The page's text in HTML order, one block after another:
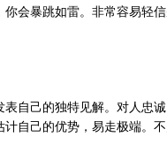
会暴跳如雷。非常容易轻
己的独特见解。对人忠诚
自己的优势，易走极端。